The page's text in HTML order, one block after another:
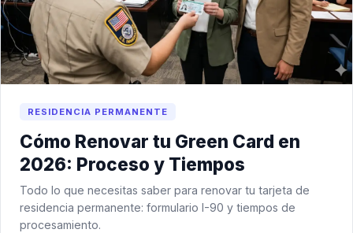
RESIDENCIA PERMANENTE
Cómo Renovar tu Green Card en
2026: Proceso y Tiempos
Todo lo que necesitas saber para renovar tu tarjeta de
residencia permanente: formulario I-90 y tiempos de
procesamiento.